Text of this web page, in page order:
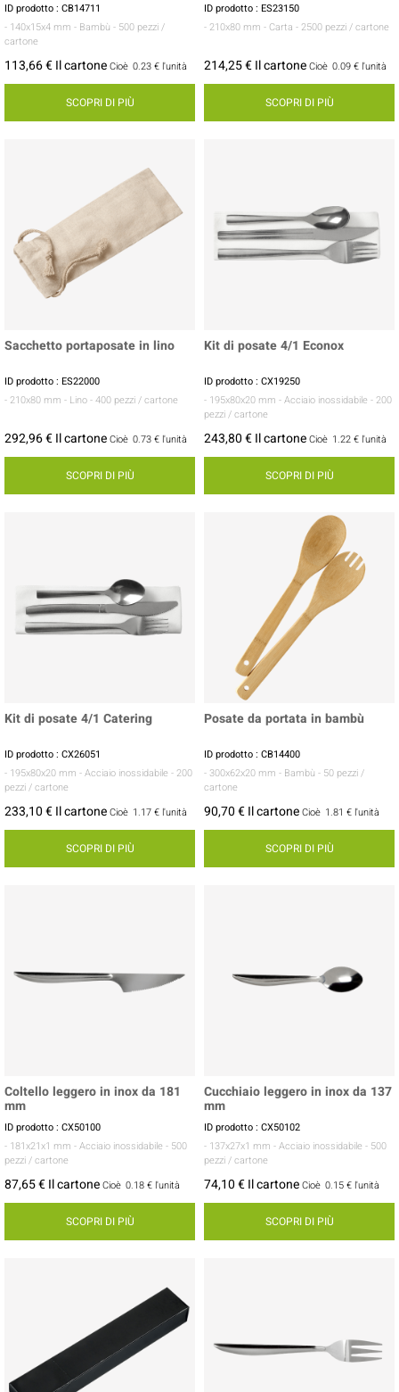
ID prodotto : CB14711
- 140x15x4 mm - Bambù - 500 pezzi /
cartone
113,66 € Il cartoneCioè 0.23 € l'unità
SCOPRI DI PIÙ
ID prodotto : ES23150
- 210x80 mm - Carta - 2500 pezzi / cartone
214,25 € Il cartoneCioè 0.09 € l'unità
SCOPRI DI PIÙ
Sacchetto portaposate in lino
ID prodotto : ES22000
- 210x80 mm - Lino- 400 pezzi / cartone
292,96 € Il cartoneCioè 0.73 € l'unità
SCOPRI DI PIÙ
Kit di posate 4/1 Econox
ID prodotto : CX19250
- 195x80x20 mm - Acciaio inossidabile - 200
pezzi / cartone
243,80 € Il cartoneCioè 1.22 € l'unità
SCOPRI DI PIÙ
Kit di posate 4/1 Catering
ID prodotto : CX26051
- 195x80x20 mm - Acciaio inossidabile - 200
pezzi / cartone
233,10 € Il cartoneCioè 1.17 € l'unità
SCOPRI DI PIÙ
Posate da portata in bambù
ID prodotto : CB14400
- 300x62x20 mm - Bambù - 50 pezzi /
cartone
90,70 € Il cartoneCioè 1.81 € l'unità
SCOPRI DI PIÙ
Coltello leggero in inox da 181
mm
ID prodotto : CX50100
- 181x21x1 mm - Acciaio inossidabile - 500
pezzi / cartone
87,65 € Il cartoneCioè 0.18 € l'unità
SCOPRI DI PIÙ
Cucchiaio leggero in inox da 137
mm
ID prodotto : CX50102
- 137x27x1 mm - Acciaio inossidabile - 500
pezzi / cartone
74,10 € Il cartoneCioè 0.15 € l'unità
SCOPRI DI PIÙ